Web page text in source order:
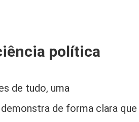
política
de tudo, uma
de forma clara que